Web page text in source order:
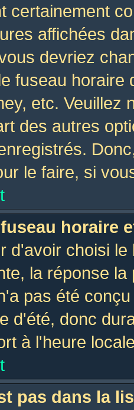
certainement
affichées
devriez
fuseau
etc. Veuillez
des autres
le faire, si
horaire
d'avoir choisi
la réponse
pas été
d'été, donc
à l'heure
pas dans la